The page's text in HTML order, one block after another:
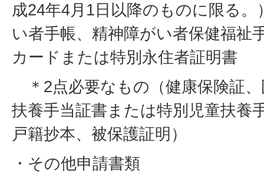
成24年4月1日以降のものに限る。
い者手帳、精神障がい者保健福祉
カードまたは特別永住者証明書
＊2点必要なもの（健康保険証
扶養手当証書または特別児童扶養
戸籍抄本、被保護証明）
・その他申請書類